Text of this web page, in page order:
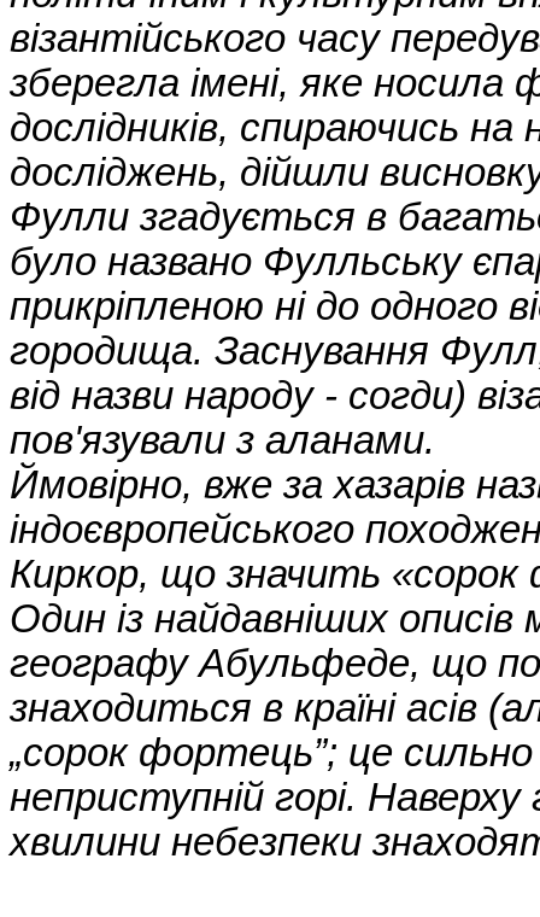
візантійського часу
зберегла імені, яке
дослідників, спираючись
досліджень, дійшли
Фулли згадується в
було названо Фулльську
прикріпленою ні до одного
городища. Заснування
від назви народу - согди)
пов'язували з аланами.
Ймовірно, вже за хазарів
індоєвропейського
Киркор, що значить
Один із найдавніших
географу Абульфеде, що
знаходиться в країні асів
„сорок фортець”; це
неприступній горі.
хвилини небезпеки